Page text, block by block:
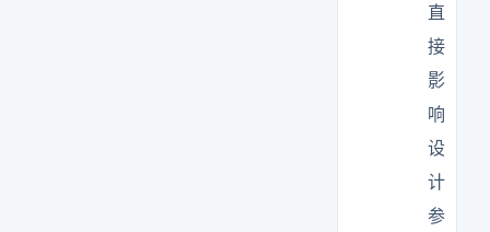
直
接
影
响
设
计
参